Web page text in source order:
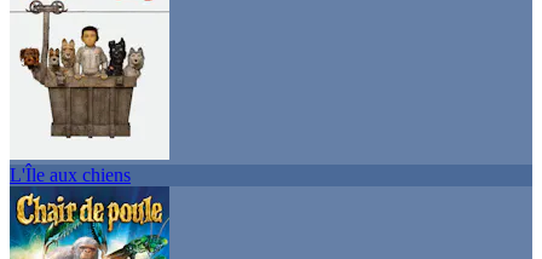
L'Île aux chiens